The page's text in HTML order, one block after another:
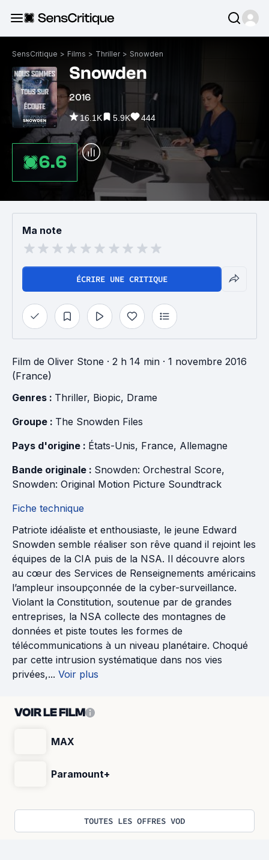
SensCritique > Films > Thriller > Snowden
Snowden
2016
16.1K 5.9K 444
6.6
Ma note
ÉCRIRE UNE CRITIQUE
Film de Oliver Stone · 2 h 14 min · 1 novembre 2016
(France)
Genres : Thriller, Biopic, Drame
Groupe : The Snowden Files
Pays d'origine : États-Unis, France, Allemagne
Bande originale : Snowden: Orchestral Score,
Snowden: Original Motion Picture Soundtrack
Fiche technique
Patriote idéaliste et enthousiaste, le jeune Edward
Snowden semble réaliser son rêve quand il rejoint les
équipes de la CIA puis de la NSA. Il découvre alors
au cœur des Services de Renseignements américains
l’ampleur insoupçonnée de la cyber-surveillance.
Violant la Constitution, soutenue par de grandes
entreprises, la NSA collecte des montagnes de
données et piste toutes les formes de
télécommunications à un niveau planétaire. Choqué
par cette intrusion systématique dans nos vies
privées,... Voir plus
VOIR LE FILM
MAX
Paramount+
TOUTES LES OFFRES VOD